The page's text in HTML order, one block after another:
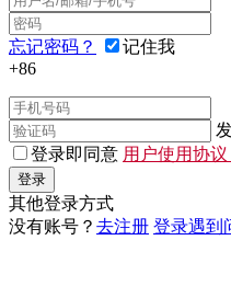
忘记密码？
记住我
+86
登录即同意 用户使用协议
登录
其他登录方式
没有账号？ 去注册 登录遇到